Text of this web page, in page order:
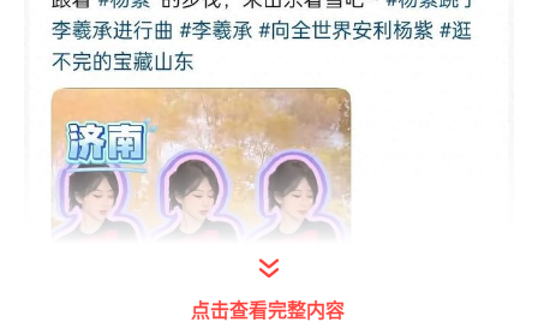
点击查看完整内容